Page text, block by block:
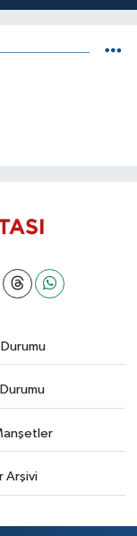
Arşivi